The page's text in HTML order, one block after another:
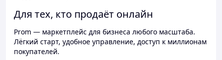
Для тех, кто продаёт онлайн
Prom — маркетплейс для бизнеса любого масштаба.
Лёгкий старт, удобное управление, доступ к миллионам
покупателей.